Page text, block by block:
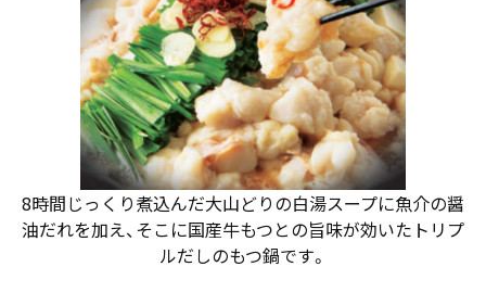
8時間じっくり煮込んだ大山どりの白湯スープに魚介の醤
油だれを加え、そこに国産牛もつとの旨味が効いたトリプ
ルだしのもつ鍋です。